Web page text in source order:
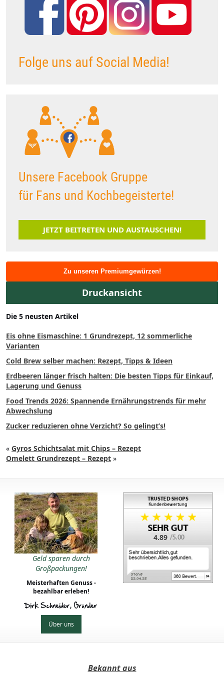
Folge uns auf Social Media!
Unsere Facebook Gruppe
für Fans und Kochbegeisterte!
JETZT BEITRETEN UND AUSTAUSCHEN!
Zu unseren Premiumgewürzen!
Druckansicht
Die 5 neusten Artikel
Eis ohne Eismaschine: 1 Grundrezept, 12 sommerliche
Varianten
Cold Brew selber machen: Rezept, Tipps & Ideen
Erdbeeren länger frisch halten: Die besten Tipps für Einkauf,
Lagerung und Genuss
Food Trends 2026: Spannende Ernährungstrends für mehr
Abwechslung
Zucker reduzieren ohne Verzicht? So gelingt’s!
« Gyros Schichtsalat mit Chips – Rezept
Omelett Grundrezept – Rezept »
Geld sparen durch
Großpackungen!
Meisterhaften Genuss -
bezahlbar erleben!
Dirk Schneider, Gründer
Über uns
4.89
Bekannt aus